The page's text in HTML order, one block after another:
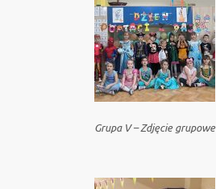
Grupa V – Zdjęcie grupowe